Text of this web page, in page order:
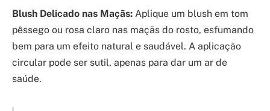
Blush Delicado nas Maçãs: Aplique um blush em tom
pêssego ou rosa claro nas maçãs do rosto, esfumando
bem para um efeito natural e saudável. A aplicação
circular pode ser sutil, apenas para dar um ar de
saúde.